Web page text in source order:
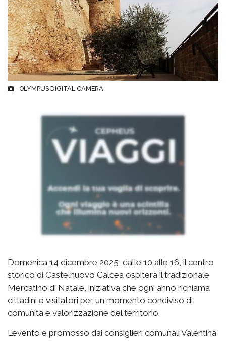
OLYMPUS DIGITAL CAMERA
Domenica 14 dicembre 2025, dalle 10 alle 16, il centro
storico di Castelnuovo Calcea ospiterà il tradizionale
Mercatino di Natale, iniziativa che ogni anno richiama
cittadini e visitatori per un momento condiviso di
comunità e valorizzazione del territorio.
L’evento è promosso dai consiglieri comunali Valentina